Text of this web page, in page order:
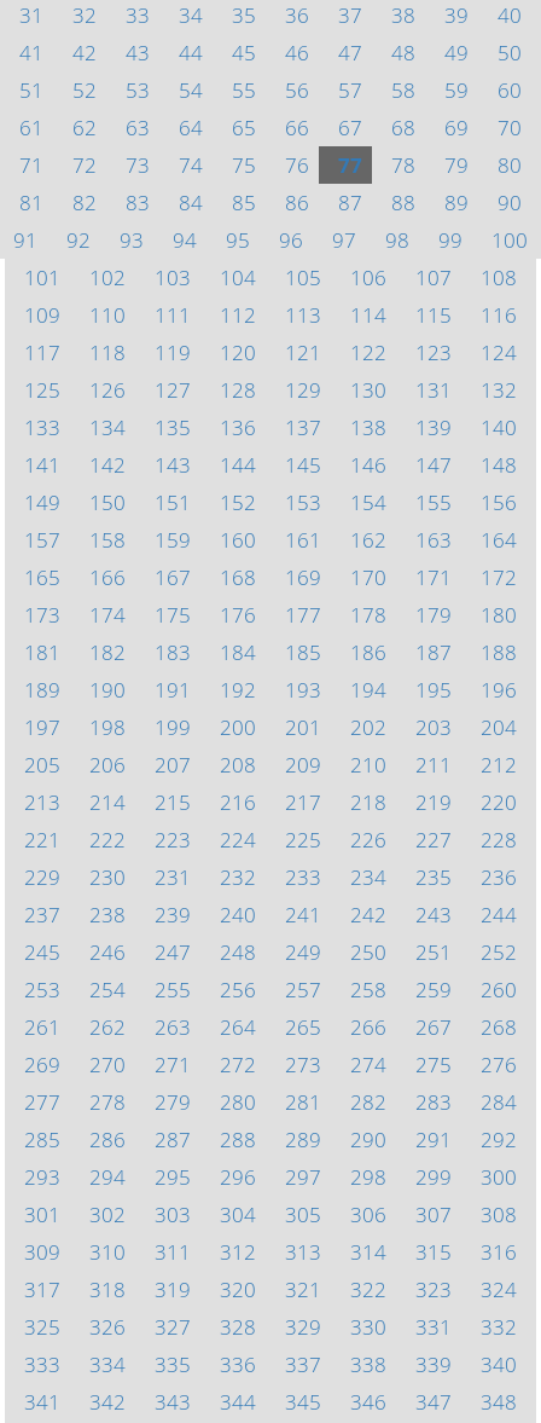
31
32 33 34 35 36 37 38 39
40
41
42 43 44 45 46 47 48 49
50
51
52 53 54 55 56 57 58 59
60
61
62 63 64 65 66 67 68 69
70
71
72 73 74 75 76 77 78 79
80
81
82 83 84 85 86 87 88 89
90
91
92 93 94 95 96 97 98 99
100
101
102 103 104 105 106 107
108
109
110 111 112 113 114 115
116
117
118 119 120 121 122 123
124
125
126 127 128 129 130 131
132
133
134 135 136 137 138 139
140
141
142 143 144 145 146 147
148
149
150 151 152 153 154 155
156
157
158 159 160 161 162 163
164
165
166 167 168 169 170 171
172
173
174 175 176 177 178 179
180
181
182 183 184 185 186 187
188
189
190 191 192 193 194 195
196
197
198 199 200 201 202 203
204
205
206 207 208 209 210 211
212
213
214 215 216 217 218 219
220
221
222 223 224 225 226 227
228
229
230 231 232 233 234 235
236
237
238 239 240 241 242 243
244
245
246 247 248 249 250 251
252
253
254 255 256 257 258 259
260
261
262 263 264 265 266 267
268
269
270 271 272 273 274 275
276
277
278 279 280 281 282 283
284
285
286 287 288 289 290 291
292
293
294 295 296 297 298 299
300
301
302 303 304 305 306 307
308
309
310 311 312 313 314 315
316
317
318 319 320 321 322 323
324
325
326 327 328 329 330 331
332
333
334 335 336 337 338 339
340
341
342 343 344 345 346 347 348